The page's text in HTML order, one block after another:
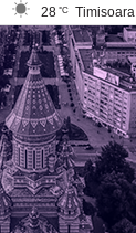
28 °C Timisoara